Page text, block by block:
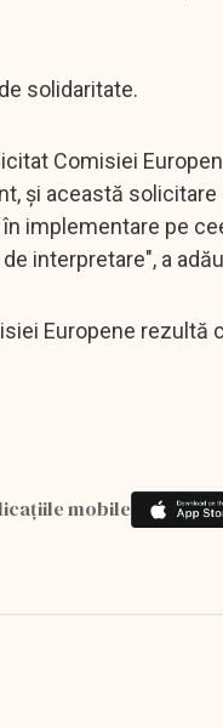
solidaritate.
Comisiei
şi această
implementare pe
interpretare", a
Europene rezultă
mobile